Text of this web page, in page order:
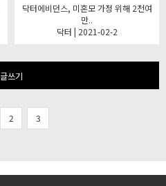
닥터에비던스, 미혼모 가정 위해 2천여
만..
닥터 | 2021-02-2
글쓰기
2 3